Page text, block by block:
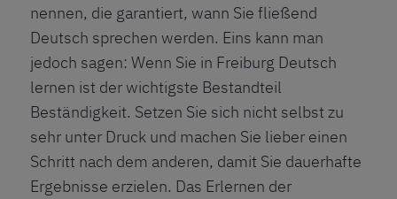
nennen, die garantiert, wann Sie fließend
Deutsch sprechen werden. Eins kann man
jedoch sagen: Wenn Sie in Freiburg Deutsch
lernen ist der wichtigste Bestandteil
Beständigkeit. Setzen Sie sich nicht selbst zu
sehr unter Druck und machen Sie lieber einen
Schritt nach dem anderen, damit Sie dauerhafte
Ergebnisse erzielen. Das Erlernen der